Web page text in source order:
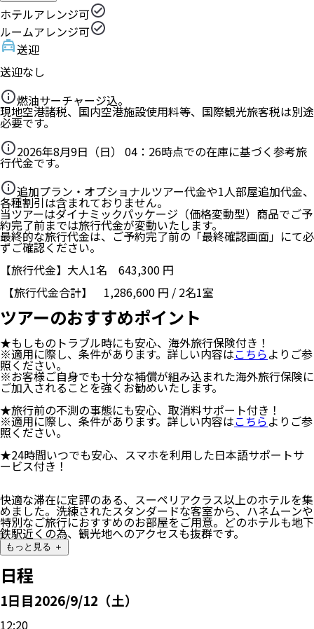
ホテルアレンジ可
ルームアレンジ可
送迎
送迎なし
燃油サーチャージ込。
現地空港諸税、国内空港施設使用料等、国際観光旅客税は別途
必要です。
2026年8月9日（日） 04：26時点での在庫に基づく参考旅
行代金です。
追加プラン・オプショナルツアー代金や1人部屋追加代金、
各種割引は含まれておりません。
当ツアーはダイナミックパッケージ（価格変動型）商品でご予
約完了前までは旅行代金が変動いたします。
最終的な旅行代金は、ご予約完了前の「最終確認画面」にて必
ずご確認ください。
【旅行代金】大人1名 643,300 円
【旅行代金合計】 1,286,600 円 / 2名1室
ツアーのおすすめポイント
★もしものトラブル時にも安心、海外旅行保険付き！
※適用に際し、条件があります。詳しい内容はこちらよりご参
照ください。
※お客様ご自身でも十分な補償が組み込まれた海外旅行保険に
ご加入されることを強くお勧めいたします。
★旅行前の不測の事態にも安心、取消料サポート付き！
※適用に際し、条件があります。詳しい内容はこちらよりご参
照ください。
★24時間いつでも安心、スマホを利用した日本語サポートサ
ービス付き！
快適な滞在に定評のある、スーペリアクラス以上のホテルを集
めました。洗練されたスタンダードな客室から、ハネムーンや
特別なご旅行におすすめのお部屋をご用意。どのホテルも地下
鉄駅近くの為、観光地へのアクセスも抜群です。
もっと見る ＋
日程
1日目2026/9/12（土）
12:20